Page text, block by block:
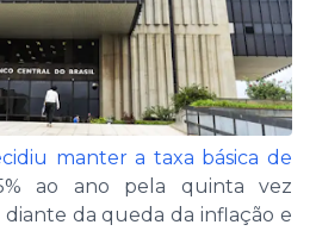
manter a taxa básica de
ao ano pela quinta vez
da queda da inflação e